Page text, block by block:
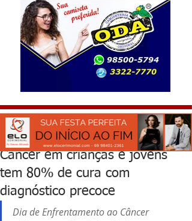
Câncer em crianças e jovens
tem 80% de cura com
diagnóstico precoce
Dia de Enfrentamento ao Câncer